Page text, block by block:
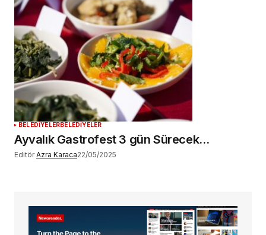
BELEDİYELERBELEDİYELER
Ayvalık Gastrofest 3 gün Sürecek…
Editör Azra Karaca22/05/2025